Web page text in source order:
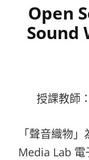
Open
Sound
授課教師
「聲音織物
Media Lab 電